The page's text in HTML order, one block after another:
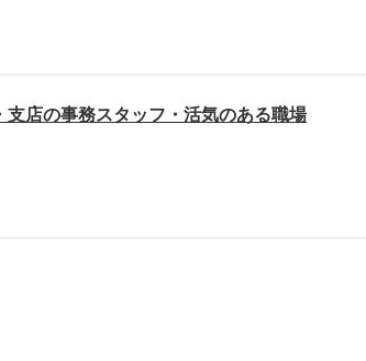
店の事務スタッフ・活気のある職場